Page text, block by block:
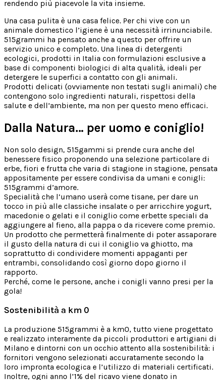
rendendo più piacevole la vita insieme.
Una casa pulita è una casa felice. Per chi vive con un
animale domestico l’igiene è una necessità irrinunciabile.
515grammi ha pensato anche a questo per offrire un
servizio unico e completo. Una linea di detergenti
ecologici, prodotti in Italia con formulazioni esclusive a
base di componenti biologici di alta qualità, ideali per
detergere le superfici a contatto con gli animali.
Prodotti delicati (ovviamente non testati sugli animali) che
contengono solo ingredienti naturali, rispettosi della
salute e dell’ambiente, ma non per questo meno efficaci.
Dalla Natura… per uomo e coniglio!
Non solo design, 515gammi si prende cura anche del
benessere fisico proponendo una selezione particolare di
erbe, fiori e frutta che varia di stagione in stagione, pensata
appositamente per essere condivisa da umani e conigli:
515grammi d’amore.
Specialità che l’umano userà come tisane, per dare un
tocco in più alle classiche insalate o per arricchire yogurt,
macedonie o gelati e il coniglio come erbette speciali da
aggiungere al fieno, alla pappa o da ricevere come premio.
Un prodotto che permetterà finalmente di poter assaporare
il gusto della natura di cui il coniglio va ghiotto, ma
soprattutto di condividere momenti appaganti per
entrambi, consolidando così giorno dopo giorno il
rapporto.
Perché, come le persone, anche i conigli vanno presi per la
gola!
Sostenibilità a km 0
La produzione 515grammi è a km0, tutto viene progettato
e realizzato interamente da piccoli produttori e artigiani di
Milano e dintorni con un occhio attento alla sostenibilità: i
fornitori vengono selezionati accuratamente secondo la
loro impronta ecologica e l’utilizzo di materiali certificati.
Inoltre, ogni anno l’1% del ricavo viene donato in